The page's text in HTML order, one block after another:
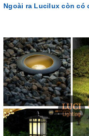
Ngoài ra Lucilux còn có